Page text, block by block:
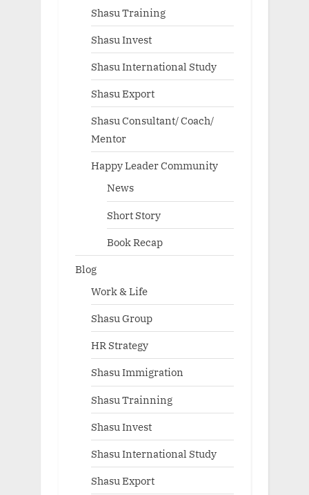
Shasu Training
Shasu Invest
Shasu International Study
Shasu Export
Shasu Consultant/ Coach/
Mentor
Happy Leader Community
News
Short Story
Book Recap
Blog
Work & Life
Shasu Group
HR Strategy
Shasu Immigration
Shasu Trainning
Shasu Invest
Shasu International Study
Shasu Export